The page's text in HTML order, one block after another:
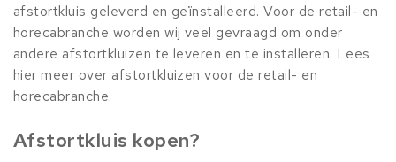
afstortkluis geleverd en geïnstalleerd. Voor de retail- en
horecabranche worden wij veel gevraagd om onder
andere afstortkluizen te leveren en te installeren. Lees
hier meer over afstortkluizen voor de retail- en
horecabranche.
Afstortkluis kopen?